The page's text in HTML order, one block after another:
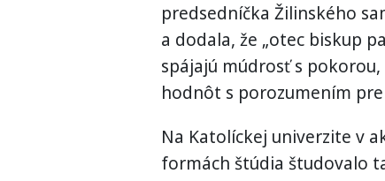
predsedníčka Žilinského
a dodala, že „otec biskup
spájajú múdrosť s
hodnôt s porozumením pre
Na Katolíckej univerzite v
formách štúdia študovalo